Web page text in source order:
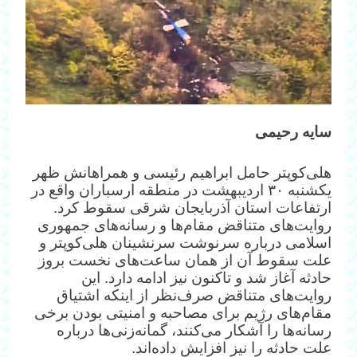
سایه رحیمی
هلی‌کوپتر حامل ابراهیم رئیسی و همراهانش ظهر
یکشنبه ۳۰ اردیبهشت در منطقه ارسباران واقع در
ارتفاعات استان آذربایجان شرقی سقوط کرد.
روایت‌های متناقض مقام‌ها و رسانه‌های جمهوری
اسلامی درباره سرنوشت سرنشینان هلی‌کوپتر و
علت سقوط آن از همان ساعت‌های نخست بروز
حادثه آغاز شد و تاکنون نیز ادامه دارد. این
روایت‌های متناقض صرف‌نظر از اینکه اشتیاق
مقام‌های رژیم برای مصاحبه و امنیتی‌ بودن برخی
رسانه‌ها را آشکار می‌کنند، گمانه‌زنی‌ها درباره
علت حادثه را نیز افزایش داده‌اند.